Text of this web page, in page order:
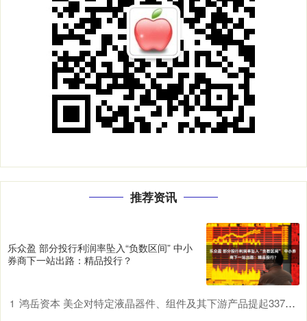
推荐资讯
乐众盈 部分投行利润率坠入“负数区间” 中小
券商下一站出路：精品投行？
1 鸿岳资本 美企对特定液晶器件、组件及其下游产品提起337调查申请，多家中企为列名被告